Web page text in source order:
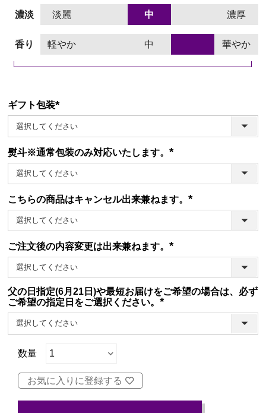
濃淡 淡麗 中 濃厚
香り 軽やか 中 華やか
ギフト包装
(必
須)
熨斗※通常包装のみ対応いたします。
(必
こちらの商品はキャンセル出来兼ねます。
(必
ご注文後の内容変更は出来兼ねます。
(必
父の日指定(6月21日)や最短お届けをご希望の場合は、必ず
ご希望の指定日をご選択ください。
(必
お気に入りに登録する